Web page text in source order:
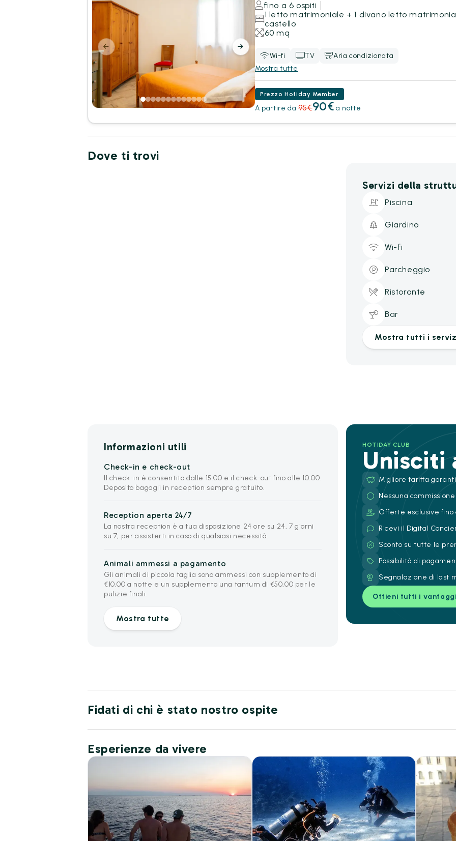
fino a 6 ospiti
1 letto matrimoniale + 1 divano letto
castello
60 mq
Wi-fi TV
Aria condizionata
Mostra tutte
Prezzo Hotiday Member
A partire da 95€90€ a notte
Dove ti trovi
Servizi della
Piscina
Giardino
Wi-fi
Parcheggio
Ristorante
Bar
Mostra tutti i
Informazioni utili
Check-in e check-out
Il check-in è consentito dalle 15:00 e il check-out fino alle 10:00.
Deposito bagagli in reception sempre gratuito.
Reception aperta 24/7
La nostra reception è a tua disposizione 24 ore su 24, 7 giorni
su 7, per assisterti in caso di qualsiasi necessità.
Animali ammessi a pagamento
Gli animali di piccola taglia sono ammessi con supplemento di
€10,00 a notte e un supplemento una tantum di €50,00 per le
pulizie finali.
Mostra tutte
HOTIDAY CLUB
Unisciti
Migliore tariffa
Nessuna commissione
Offerte esclusive fino
Ricevi il Digital
Sconto su tutte le
Possibilità di
Segnalazione di last
Ottieni tutti i
Fidati di chi è stato nostro ospite
Esperienze da vivere